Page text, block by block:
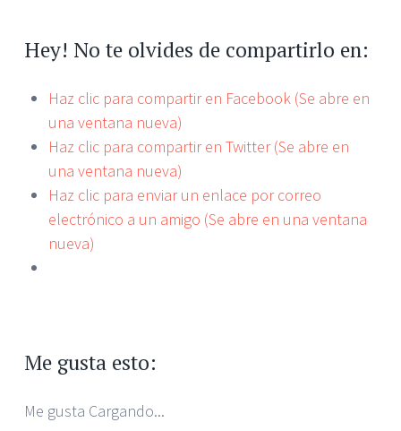
Hey! No te olvides de compartirlo en:
Haz clic para compartir en Facebook (Se abre en
una ventana nueva)
Haz clic para compartir en Twitter (Se abre en
una ventana nueva)
Haz clic para enviar un enlace por correo
electrónico a un amigo (Se abre en una ventana
nueva)
Me gusta esto:
Me gusta Cargando...